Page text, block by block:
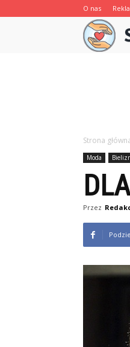
O nas
Strona
Moda
Przez